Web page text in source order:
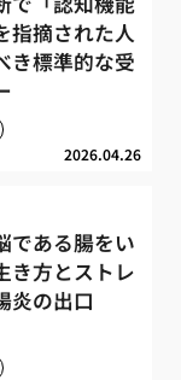
指摘された人
き標準的な受
2026.04.26
である腸をい
き方とストレ
炎の出口